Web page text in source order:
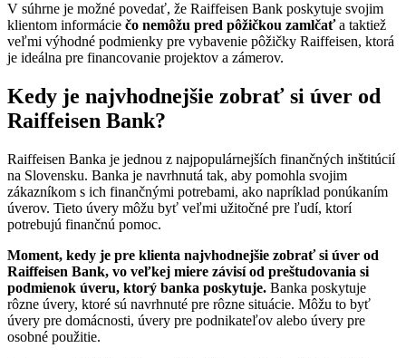
V súhrne je možné povedať, že Raiffeisen Bank poskytuje svojim
klientom informácie čo nemôžu pred pôžičkou zamlčaťa taktiež
veľmi výhodné podmienky pre vybavenie pôžičky Raiffeisen, ktorá
je ideálna pre financovanie projektov a zámerov.
Kedy je najvhodnejšie zobrať si úver od
Raiffeisen Bank?
Raiffeisen Banka je jednou z najpopulárnejších finančných inštitúcií
na Slovensku. Banka je navrhnutá tak, aby pomohla svojim
zákazníkom s ich finančnými potrebami, ako napríklad ponúkaním
úverov. Tieto úvery môžu byť veľmi užitočné pre ľudí, ktorí
potrebujú finančnú pomoc.
Moment, kedy je pre klienta najvhodnejšie zobrať si úver od
Raiffeisen Bank, vo veľkej miere závisí od preštudovania si
podmienok úveru, ktorý banka poskytuje. Banka poskytuje
rôzne úvery, ktoré sú navrhnuté pre rôzne situácie. Môžu to byť
úvery pre domácnosti, úvery pre podnikateľov alebo úvery pre
osobné použitie.